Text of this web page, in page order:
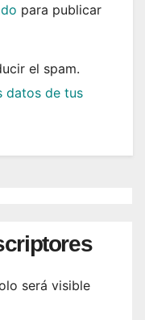
para publicar
el spam.
datos de tus
será visible